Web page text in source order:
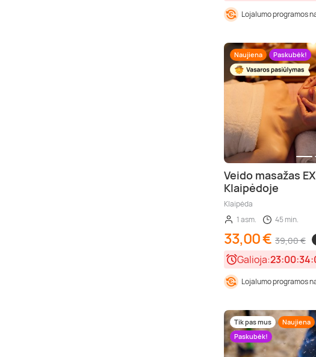
Lojalumo programos
Naujiena Paskubėk!
Veido masažas
Klaipėdoje
Klaipėda
1 asm.
45 min.
33,00 € 39,00 €
Galioja:
Lojalumo programos
Tik pas mus
Naujiena
Paskubėk!